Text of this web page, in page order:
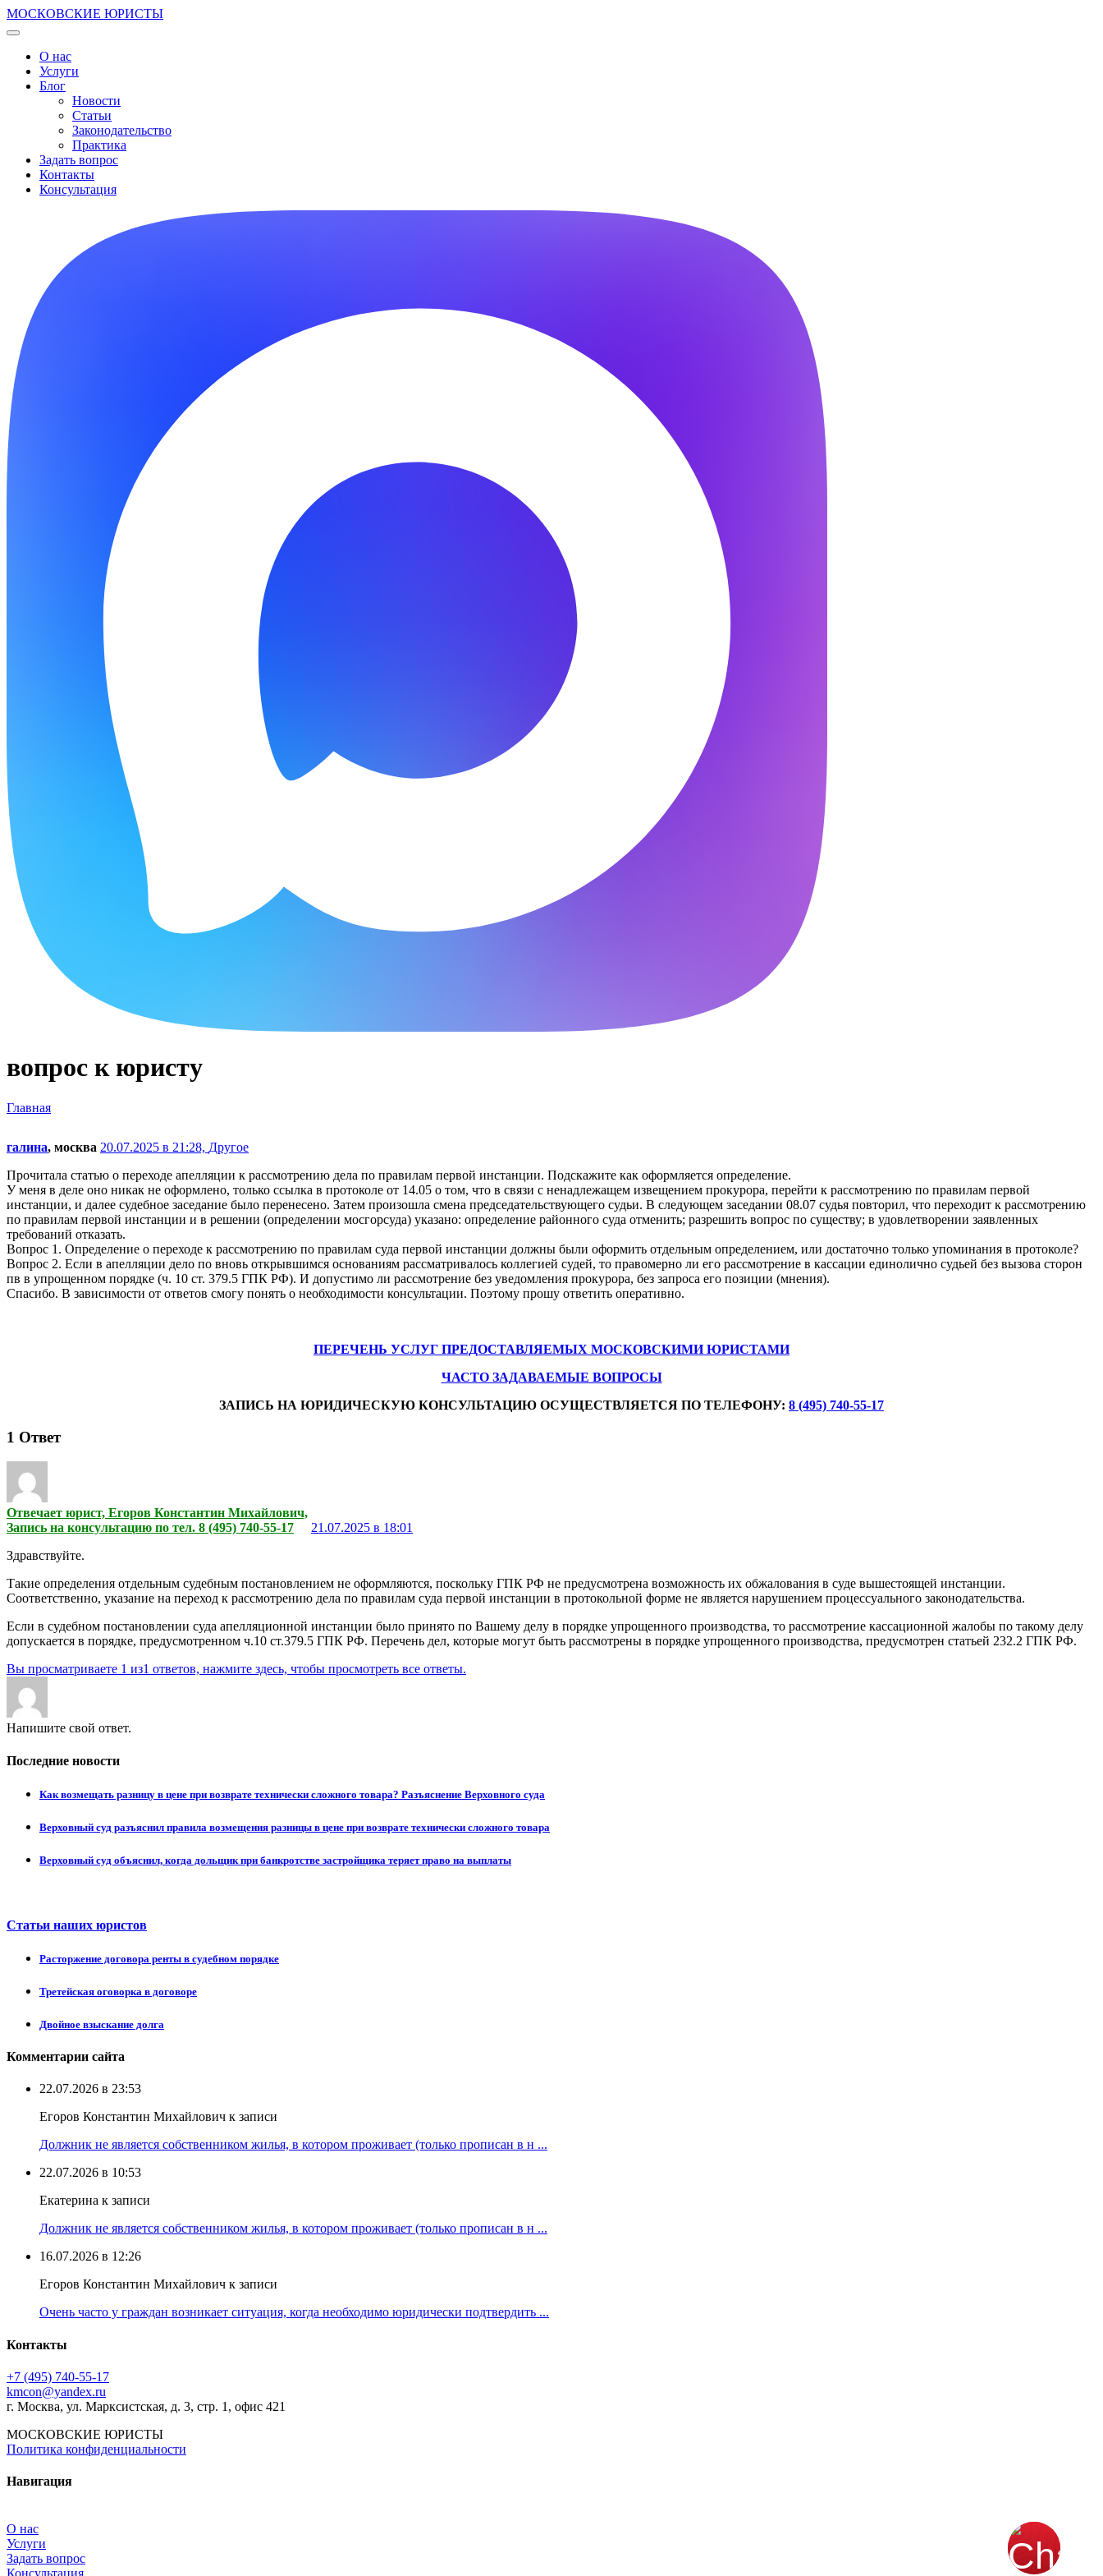
МОСКОВСКИЕ ЮРИСТЫ
О нас
Услуги
Блог
Новости
Статьи
Законодательство
Практика
Задать вопрос
Контакты
Консультация
вопрос к юристу
Главная
галина, москва 20.07.2025 в 21:28, Другое
Прочитала статью о переходе апелляции к рассмотрению дела по правилам первой инстанции. Подскажите как оформляется определение.
У меня в деле оно никак не оформлено, только ссылка в протоколе от 14.05 о том, что в связи с ненадлежащем извещением прокурора, перейти к рассмотрению по правилам первой
инстанции, и далее судебное заседание было перенесено. Затем произошла смена председательствующего судьи. В следующем заседании 08.07 судья повторил, что переходит к рассмотрению
по правилам первой инстанции и в решении (определении мосгорсуда) указано: определение районного суда отменить; разрешить вопрос по существу; в удовлетворении заявленных
требований отказать.
Вопрос 1. Определение о переходе к рассмотрению по правилам суда первой инстанции должны были оформить отдельным определением, или достаточно только упоминания в протоколе?
Вопрос 2. Если в апелляции дело по вновь открывшимся основаниям рассматривалось коллегией судей, то правомерно ли его рассмотрение в кассации единолично судьей без вызова сторон
пв в упрощенном порядке (ч. 10 ст. 379.5 ГПК РФ). И допустимо ли рассмотрение без уведомления прокурора, без запроса его позиции (мнения).
Спасибо. В зависимости от ответов смогу понять о необходимости консультации. Поэтому прошу ответить оперативно.
ПЕРЕЧЕНЬ УСЛУГ ПРЕДОСТАВЛЯЕМЫХ МОСКОВСКИМИ ЮРИСТАМИ
ЧАСТО ЗАДАВАЕМЫЕ ВОПРОСЫ
ЗАПИСЬ НА ЮРИДИЧЕСКУЮ КОНСУЛЬТАЦИЮ ОСУЩЕСТВЛЯЕТСЯ ПО ТЕЛЕФОНУ: 8 (495) 740-55-17
1 Ответ
Отвечает юрист, Егоров Константин Михайлович,
Запись на консультацию по тел. 8 (495) 740-55-17
21.07.2025 в 18:01
Здравствуйте.
Такие определения отдельным судебным постановлением не оформляются, поскольку ГПК РФ не предусмотрена возможность их обжалования в суде вышестоящей инстанции.
Соответственно, указание на переход к рассмотрению дела по правилам суда первой инстанции в протокольной форме не является нарушением процессуального законодательства.
Если в судебном постановлении суда апелляционной инстанции было принято по Вашему делу в порядке упрощенного производства, то рассмотрение кассационной жалобы по такому делу
допускается в порядке, предусмотренном ч.10 ст.379.5 ГПК РФ. Перечень дел, которые могут быть рассмотрены в порядке упрощенного производства, предусмотрен статьей 232.2 ГПК РФ.
Вы просматриваете 1 из1 ответов, нажмите здесь, чтобы просмотреть все ответы.
Напишите свой ответ.
Последние новости
Как возмещать разницу в цене при возврате технически сложного товара? Разъяснение Верховного суда
Верховный суд разъяснил правила возмещения разницы в цене при возврате технически сложного товара
Верховный суд объяснил, когда дольщик при банкротстве застройщика теряет право на выплаты
Статьи наших юристов
Расторжение договора ренты в судебном порядке
Третейская оговорка в договоре
Двойное взыскание долга
Комментарии сайта
22.07.2026 в 23:53
Егоров Константин Михайлович к записи
Должник не является собственником жилья, в котором проживает (только прописан в н ...
22.07.2026 в 10:53
Екатерина к записи
Должник не является собственником жилья, в котором проживает (только прописан в н ...
16.07.2026 в 12:26
Егоров Константин Михайлович к записи
Очень часто у граждан возникает ситуация, когда необходимо юридически подтвердить ...
Контакты
+7 (495) 740‑55‑17
kmcon@yandex.ru
г. Москва, ул. Марксистская, д. 3, стр. 1, офис 421
МОСКОВСКИЕ ЮРИСТЫ
Политика конфиденциальности
Навигация
О нас
Услуги
Задать вопрос
Консультация